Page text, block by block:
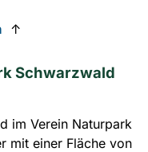
↑
Schwarzwald
im Verein Naturpark
mit einer Fläche von